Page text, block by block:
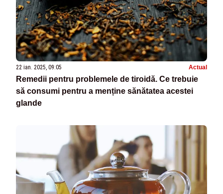
22 ian. 2025, 09:05 Actual
Remedii pentru problemele de tiroidă. Ce trebuie
să consumi pentru a menține sănătatea acestei
glande